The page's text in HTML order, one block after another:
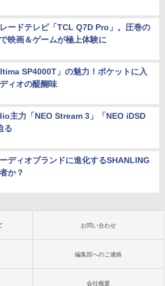
ードテレビ「TCL Q7D Pro」。圧巻の
映画＆ゲームが極上体験に
SP4000T」の魅力！ポケットに入
ィオの醍醐味
主力「NEO Stream 3」「NEO iDSD
る
ディオブランドに進化するSHANLING
か？
お問い合わせ
編集部へのご連絡
会社概要